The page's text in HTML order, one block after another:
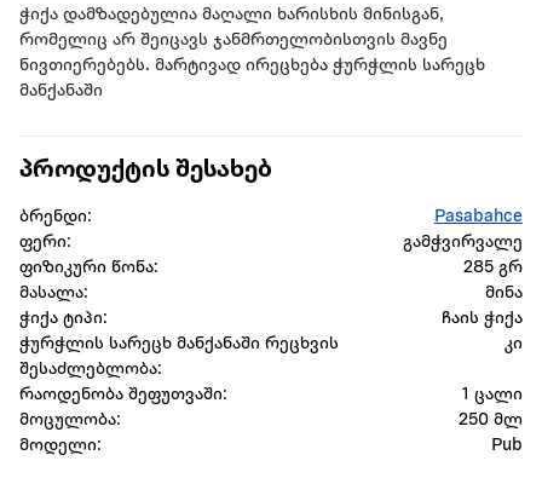
ჭიქა დამზადებულია მაღალი ხარისხის მინისგან,
რომელიც არ შეიცავს ჯანმრთელობისთვის მავნე
ნივთიერებებს. მარტივად ირეცხება ჭურჭლის სარეცხ
მანქანაში
პროდუქტის შესახებ
ბრენდი:
Pasabahce
ფერი:
გამჭვირვალე
ფიზიკური წონა:
285 გრ
მასალა:
მინა
ჭიქა ტიპი:
ჩაის ჭიქა
ჭურჭლის სარეცხ მანქანაში რეცხვის
შესაძლებლობა:
კი
რაოდენობა შეფუთვაში:
1 ცალი
მოცულობა:
250 მლ
მოდელი:
Pub